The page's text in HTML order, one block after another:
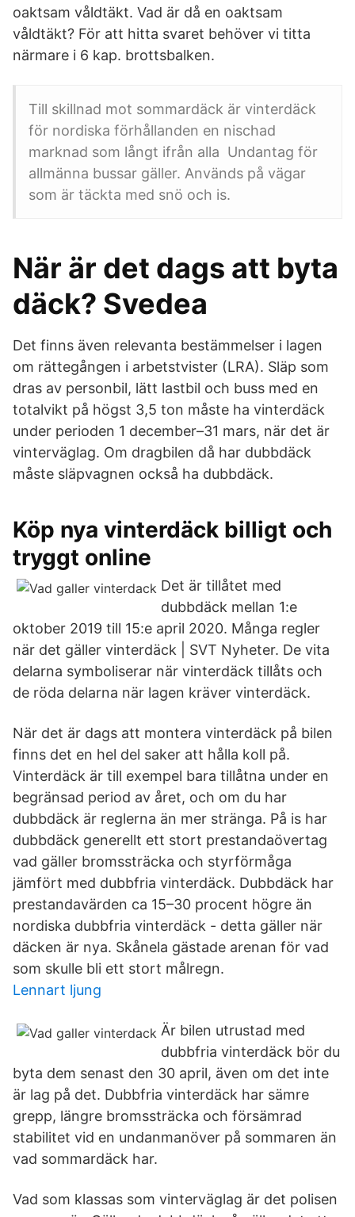
oaktsam våldtäkt. Vad är då en oaktsam
våldtäkt? För att hitta svaret behöver vi titta
närmare i 6 kap. brottsbalken.
Till skillnad mot sommardäck är vinterdäck
för nordiska förhållanden en nischad
marknad som långt ifrån alla Undantag för
allmänna bussar gäller. Används på vägar
som är täckta med snö och is.
När är det dags att byta
däck? Svedea
Det finns även relevanta bestämmelser i lagen
om rättegången i arbetstvister (LRA). Släp som
dras av personbil, lätt lastbil och buss med en
totalvikt på högst 3,5 ton måste ha vinterdäck
under perioden 1 december–31 mars, när det är
vinterväglag. Om dragbilen då har dubbdäck
måste släpvagnen också ha dubbdäck.
Köp nya vinterdäck billigt och
tryggt online
Det är tillåtet med
dubbdäck mellan 1:e
oktober 2019 till 15:e april 2020. Många regler
när det gäller vinterdäck | SVT Nyheter. De vita
delarna symboliserar när vinterdäck tillåts och
de röda delarna när lagen kräver vinterdäck.
När det är dags att montera vinterdäck på bilen
finns det en hel del saker att hålla koll på.
Vinterdäck är till exempel bara tillåtna under en
begränsad period av året, och om du har
dubbdäck är reglerna än mer stränga. På is har
dubbdäck generellt ett stort prestandaövertag
vad gäller bromssträcka och styrförmåga
jämfört med dubbfria vinterdäck. Dubbdäck har
prestandavärden ca 15–30 procent högre än
nordiska dubbfria vinterdäck - detta gäller när
däcken är nya. Skånela gästade arenan för vad
som skulle bli ett stort målregn.
Lennart ljung
Är bilen utrustad med
dubbfria vinterdäck bör du
byta dem senast den 30 april, även om det inte
är lag på det. Dubbfria vinterdäck har sämre
grepp, längre bromssträcka och försämrad
stabilitet vid en undanmanöver på sommaren än
vad sommardäck har.
Vad som klassas som vinterväglag är det polisen